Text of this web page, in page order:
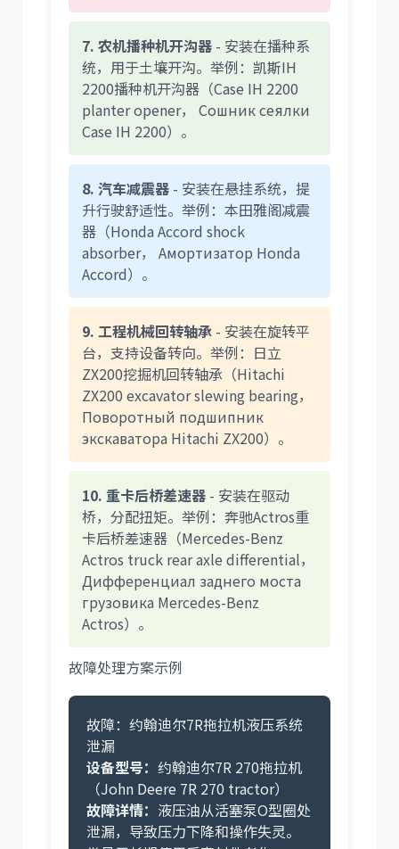
7. 农机播种机开沟器 - 安装在播种系
统，用于土壤开沟。举例：凯斯IH
2200播种机开沟器（Case IH 2200
planter opener， Сошник сеялки
Case IH 2200）。
8. 汽车减震器 - 安装在悬挂系统，提
升行驶舒适性。举例：本田雅阁减震
器（Honda Accord shock
absorber， Амортизатор Honda
Accord）。
9. 工程机械回转轴承 - 安装在旋转平
台，支持设备转向。举例：日立
ZX200挖掘机回转轴承（Hitachi
ZX200 excavator slewing bearing，
Поворотный подшипник
экскаватора Hitachi ZX200）。
10. 重卡后桥差速器 - 安装在驱动
桥，分配扭矩。举例：奔驰Actros重
卡后桥差速器（Mercedes-Benz
Actros truck rear axle differential，
Дифференциал заднего моста
грузовика Mercedes-Benz
Actros）。
故障处理方案示例
故障：约翰迪尔7R拖拉机液压系统
泄漏
设备型号： 约翰迪尔7R 270拖拉机
（John Deere 7R 270 tractor）
故障详情： 液压油从活塞泵O型圈处
泄漏，导致压力下降和操作失灵。